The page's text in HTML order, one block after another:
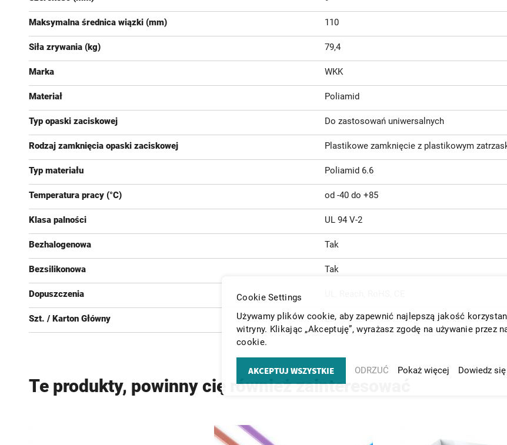
Maksymalna średnica wiązki (mm) 110
Siła zrywania (kg) 79,4
Marka WKK
Materiał Poliamid
Typ opaski zaciskowej Do zastosowań uniwersalnych
Rodzaj zamknięcia opaski zaciskowej Plastikowe zamknięcie z plastikowym
Typ materiału Poliamid 6.6
Temperatura pracy (°C) od -40 do +85
Klasa palności UL 94 V-2
Bezhalogenowa Tak
Bezsilikonowa Tak
Dopuszczenia
Szt. / Karton Główny 25
Te produkty, powinny cię również zainteresować
Cookie Settings
Używamy plików cookie, aby zapewnić najlepszą jakość
witryny. Klikając „Akceptuję”, wyrażasz zgodę na używanie przez
cookie.
AKCEPTUJ WSZYSTKIE ODRZUĆ Pokaż więcej Dowiedz